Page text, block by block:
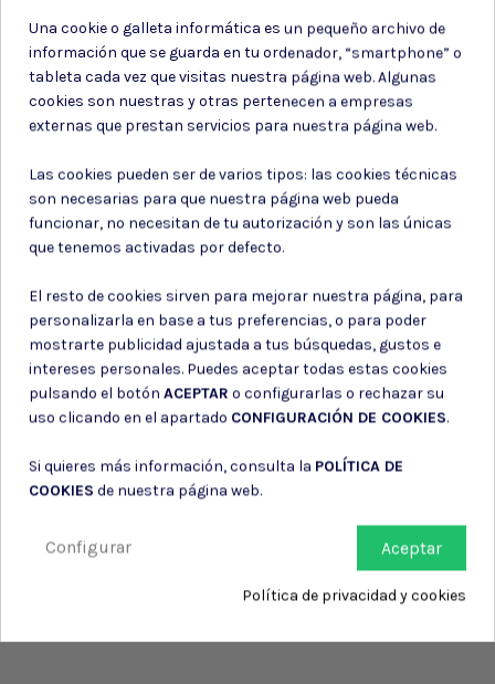
Suscríbete a nuestro boletín
Puede darse de baja en cualquier momento. Para ello, consulte nuestra
información de contacto en el aviso legal.
Consiento el uso de mis datos para los fines indicados en la
Consiento el uso de mis datos personales para recibir publicidad
de su entidad.
Una cookie o galleta informática es un pequeño archivo de
información que se guarda en tu ordenador, “smartphone” o
tableta cada vez que visitas nuestra página web. Algunas
cookies son nuestras y otras pertenecen a empresas
externas que prestan servicios para nuestra página web.
Las cookies pueden ser de varios tipos: las cookies técnicas
son necesarias para que nuestra página web pueda
funcionar, no necesitan de tu autorización y son las únicas
que tenemos activadas por defecto.
El resto de cookies sirven para mejorar nuestra página, para
personalizarla en base a tus preferencias, o para poder
mostrarte publicidad ajustada a tus búsquedas, gustos e
intereses personales. Puedes aceptar todas estas cookies
pulsando el botón ACEPTAR o configurarlas o rechazar su
uso clicando en el apartado CONFIGURACIÓN DE COOKIES.
Si quieres más información, consulta la POLÍTICA DE
COOKIES de nuestra página web.
Aceptar
Configurar
Política de privacidad y cookies